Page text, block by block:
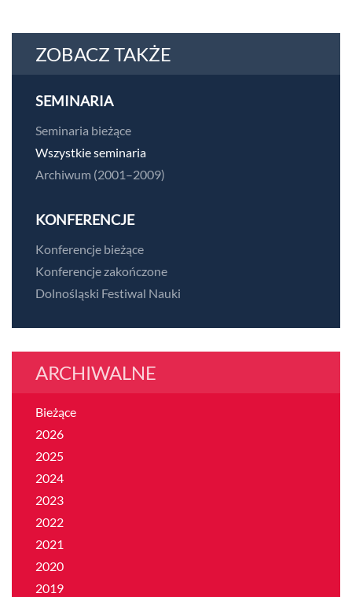
ZOBACZ TAKŻE
SEMINARIA
Seminaria bieżące
Wszystkie seminaria
Archiwum (2001–2009)
KONFERENCJE
Konferencje bieżące
Konferencje zakończone
Dolnośląski Festiwal Nauki
ARCHIWALNE
Bieżące
2026
2025
2024
2023
2022
2021
2020
2019